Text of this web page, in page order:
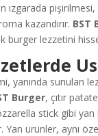
ızgarada
kazandırır. BST
burger lezzetini
yanında sunulan
Burger, çıtır
stick gibi
Yan ürünler, aynı